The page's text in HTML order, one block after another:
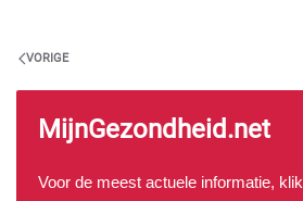
VORIGE
MijnGezondheid.net
Voor de meest actuele informatie, klik